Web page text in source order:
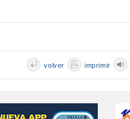
imprimir
volver